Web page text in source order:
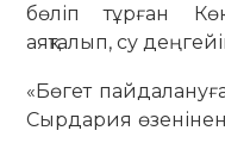
бөліп тұрған
аяқталып, су
«Бөгет
Сырдария өзенінен